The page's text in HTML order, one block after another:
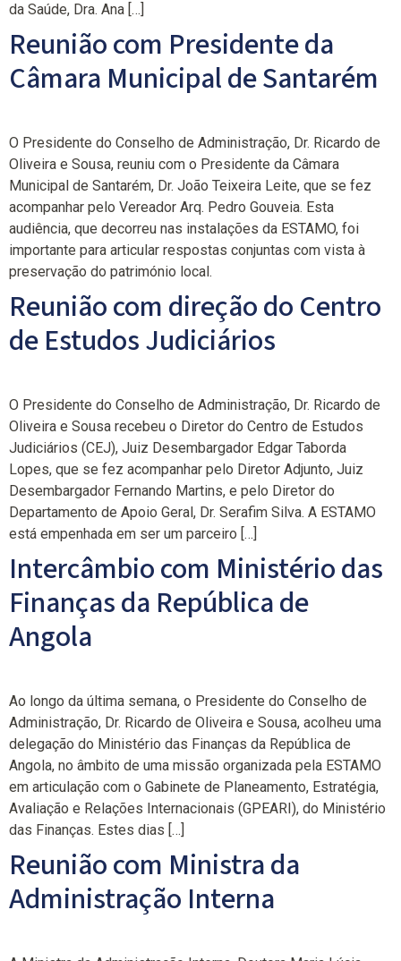
da Saúde, Dra. Ana […]
Reunião com Presidente da
Câmara Municipal de Santarém
O Presidente do Conselho de Administração, Dr. Ricardo de
Oliveira e Sousa, reuniu com o Presidente da Câmara
Municipal de Santarém, Dr. João Teixeira Leite, que se fez
acompanhar pelo Vereador Arq. Pedro Gouveia. Esta
audiência, que decorreu nas instalações da ESTAMO, foi
importante para articular respostas conjuntas com vista à
preservação do património local.
Reunião com direção do Centro
de Estudos Judiciários
O Presidente do Conselho de Administração, Dr. Ricardo de
Oliveira e Sousa recebeu o Diretor do Centro de Estudos
Judiciários (CEJ), Juiz Desembargador Edgar Taborda
Lopes, que se fez acompanhar pelo Diretor Adjunto, Juiz
Desembargador Fernando Martins, e pelo Diretor do
Departamento de Apoio Geral, Dr. Serafim Silva. A ESTAMO
está empenhada em ser um parceiro […]
Intercâmbio com Ministério das
Finanças da República de
Angola
Ao longo da última semana, o Presidente do Conselho de
Administração, Dr. Ricardo de Oliveira e Sousa, acolheu uma
delegação do Ministério das Finanças da República de
Angola, no âmbito de uma missão organizada pela ESTAMO
em articulação com o Gabinete de Planeamento, Estratégia,
Avaliação e Relações Internacionais (GPEARI), do Ministério
das Finanças. Estes dias […]
Reunião com Ministra da
Administração Interna